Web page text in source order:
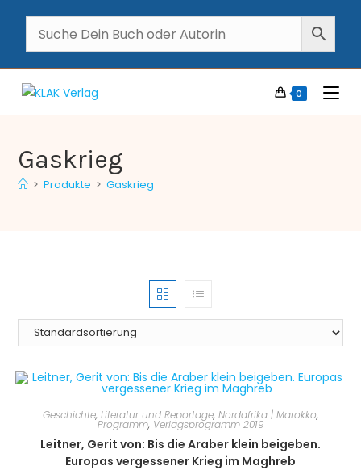
0
Gaskrieg
> Produkte > Gaskrieg
Geschichte, Literatur und Reportage, Nordafrika | Marokko,
Programm, Verlagsprogramm 2019
Leitner, Gerit von: Bis die Araber klein beigeben.
Europas vergessener Krieg im Maghreb